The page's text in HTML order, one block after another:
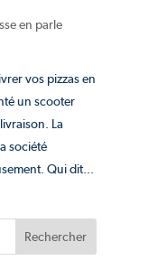
en parle
vos pizzas en
un scooter
La
société
Qui dit...